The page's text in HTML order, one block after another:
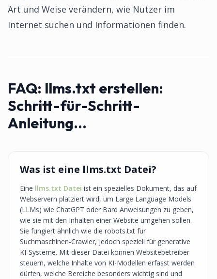
Art und Weise verändern, wie Nutzer im
Internet suchen und Informationen finden.
FAQ: llms.txt erstellen:
Schritt-für-Schritt-
Anleitung...
Was ist eine llms.txt Datei?
Eine llms.txt Datei ist ein spezielles Dokument, das auf
Webservern platziert wird, um Large Language Models
(LLMs) wie ChatGPT oder Bard Anweisungen zu geben,
wie sie mit den Inhalten einer Website umgehen sollen.
Sie fungiert ähnlich wie die robots.txt für
Suchmaschinen-Crawler, jedoch speziell für generative
KI-Systeme. Mit dieser Datei können Websitebetreiber
steuern, welche Inhalte von KI-Modellen erfasst werden
dürfen, welche Bereiche besonders wichtig sind und